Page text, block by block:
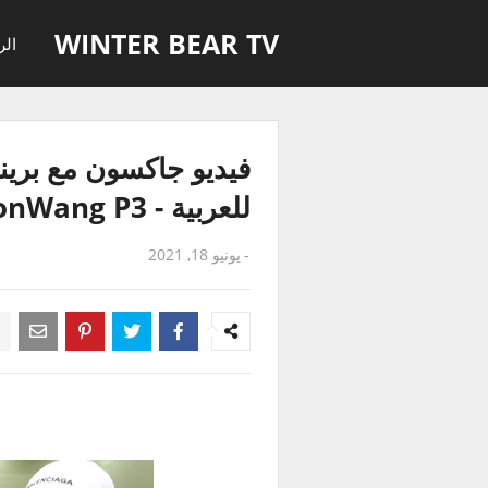
WINTER BEAR TV
فيديو جاكسون مع
للعربية - PrinceMark & JacksonWang P3
- يونيو 18, 2021